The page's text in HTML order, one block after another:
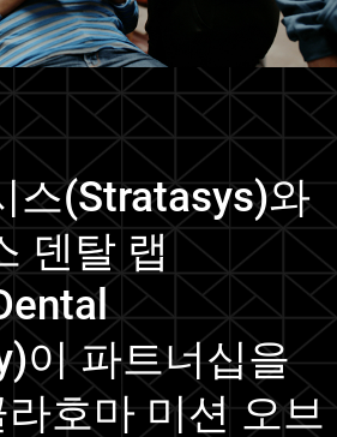
스(Stratasys)와
덴탈 랩
이 파트너십을
라호마 미션 오브